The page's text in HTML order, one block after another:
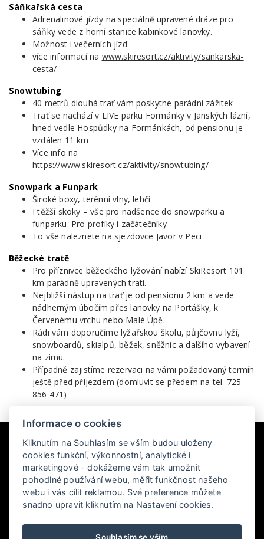
Sáňkařská cesta
Adrenalinové jízdy na speciálně upravené dráze pro
sáňky vede z horní stanice kabinkové lanovky.
Možnost i večerních jízd
více informací na www.skiresort.cz/aktivity/sankarska-
cesta/
Snowtubing
40 metrů dlouhá trať vám poskytne parádní zážitek
Trať se nachází v LIVE parku Formánky v Janských lázní,
hned vedle Hospůdky na Formánkách, od pensionu je
vzdálen 11 km
Více info na
https://www.skiresort.cz/aktivity/snowtubing/
Snowpark a Funpark
Široké boxy, terénní vlny, lehčí
I těžší skoky – vše pro nadšence do snowparku a
funparku. Pro profíky i začátečníky
To vše naleznete na sjezdovce Javor v Peci
Běžecké tratě
Pro příznivce běžeckého lyžování nabízí SkiResort 101
km parádně upravených tratí.
Nejbližší nástup na trať je od pensionu 2 km a vede
nádherným úbočím přes lanovky na Portášky, k
Červenému vrchu nebo Malé Úpě.
Rádi vám doporučíme lyžařskou školu, půjčovnu lyží,
snowboardů, skialpů, běžek, sněžnic a dalšího vybavení
na zimu.
Případně zajistíme rezervaci na vámi požadovaný termín
ještě před příjezdem (domluvit se předem na tel. 725
856 471)
Pec pod Sněžkou-Velká Úpa 237, 542 21 Pec pod Sněžkou
+420 725 856 471
Informace o cookies
Kliknutím na Souhlasím se vším budou uloženy
cookies funkční, výkonnostní, analytické i
marketingové - dokážeme vám tak umožnit
pohodlné používání webu, měřit funkčnost našeho
webu i vás cílit reklamou. Své preference můžete
snadno upravit kliknutím na Nastavení cookies.
Souhlasím se vším